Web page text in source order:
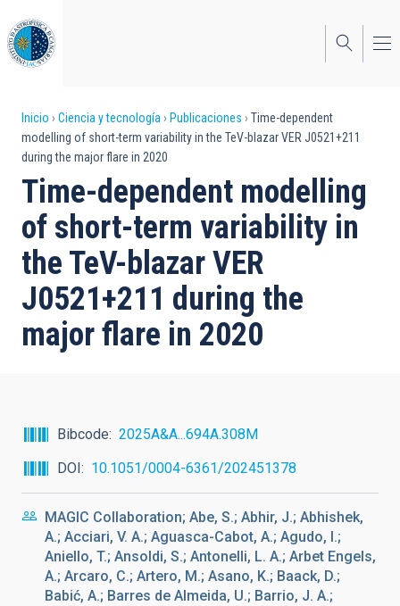
al
contenido
principal
Sobrescribir
enlaces
de
ayuda
a
la
navegación
Inicio Ciencia y tecnología Publicaciones
Time-dependent
modelling of short-term variability in the TeV-blazar VER J0521+211
during the major flare in 2020
Time-dependent modelling
of short-term variability in
the TeV-blazar VER
J0521+211 during the
major flare in 2020
Bibcode
2025A&A...694A.308M
DOI
10.1051/0004-6361/202451378
MAGIC Collaboration; Abe, S.; Abhir, J.; Abhishek,
A.; Acciari, V. A.; Aguasca-Cabot, A.; Agudo, I.;
Aniello, T.; Ansoldi, S.; Antonelli, L. A.; Arbet Engels,
A.; Arcaro, C.; Artero, M.; Asano, K.; Baack, D.;
Babić, A.; Barres de Almeida, U.; Barrio, J. A.;